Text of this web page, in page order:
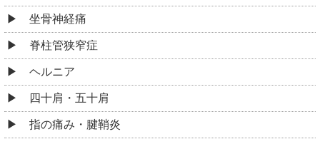
坐骨神経痛
脊柱管狭窄症
ヘルニア
四十肩・五十肩
指の痛み・腱鞘炎